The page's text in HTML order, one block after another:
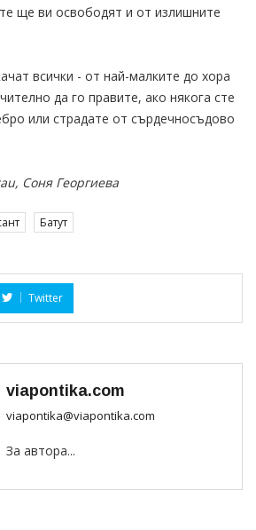
ще ви освободят и от излишните
всички - от най-малките до хора
да го правите, ако някога сте
или страдате от сърдечносъдово
Соня Георгиева
Батут
Twitter
viapontika.com
viapontika@viapontika.com
За автора...